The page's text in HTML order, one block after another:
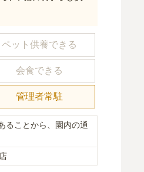
ペット供養できる
会食できる
管理者常駐
ることから、園内の通